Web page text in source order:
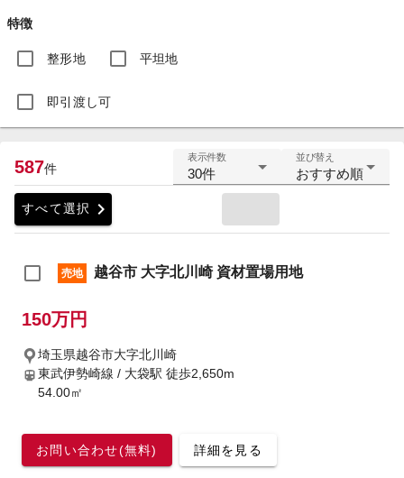
特徴
整形地 平坦地
即引渡し可
587件
表示件数
30件
並び替え
おすすめ順
すべて選択 chevron_right
売地 越谷市 大字北川崎 資材置場用地
150万円
埼玉県越谷市大字北川崎
東武伊勢崎線 / 大袋駅 徒歩2,650m
54.00㎡
お問い合わせ(無料) 詳細を見る